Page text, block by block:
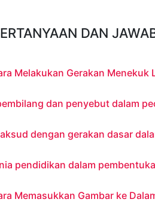
DAN
Melakukan Gerakan Menekuk
dan penyebut dalam
dengan gerakan dasar
pendidikan dalam
Memasukkan Gambar ke